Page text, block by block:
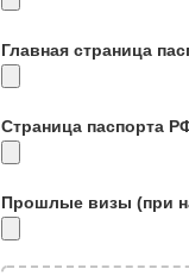
Главная страница
Страница паспорта
Прошлые визы (при